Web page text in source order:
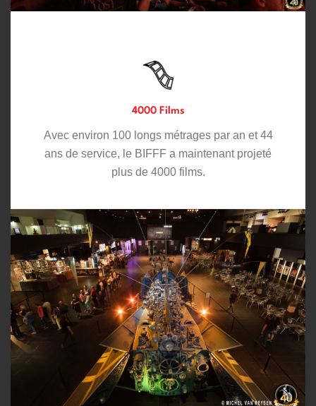
4000 Films
Avec environ 100 longs métrages par an et 44
ans de service, le BIFFF a maintenant projeté
plus de 4000 films.